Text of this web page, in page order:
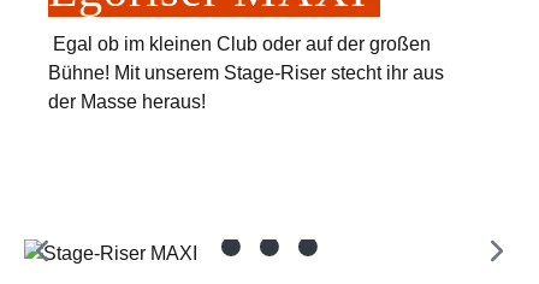
Egal ob im kleinen Club oder auf der großen
Bühne! Mit unserem Stage-Riser stecht ihr aus
der Masse heraus!
Bildergalerie überspringen